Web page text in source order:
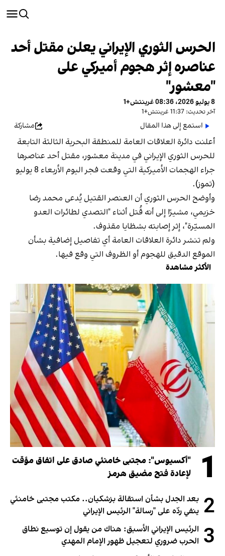
الحرس الثوري الإيراني يعلن مقتل أحد
عناصره إثر هجوم أميركي على
"معشور"
8 يوليو 2026، 08:36 غرينتش+1
آخر تحديث: 11:37 غرينتش+1
استمع إلى هذا المقال مشاركة
أعلنت دائرة العلاقات العامة للمنطقة البحرية الثالثة التابعة
للحرس الثوري الإيراني في مدينة معشور، مقتل أحد عناصرها
جراء الهجمات الأميركية التي وقعت فجر اليوم الأربعاء 8 يوليو
(تموز).
وأوضح الحرس الثوري أن العنصر القتيل يُدعى محمد رضا
خزيمي، مشيرًا إلى أنه قُتل أثناء "التصدي لطائرات العدو
المسيّرة"، إثر إصابته بشظايا مقذوف.
ولم تنشر دائرة العلاقات العامة أي تفاصيل إضافية بشأن
الموقع الدقيق للهجوم أو الظروف التي وقع فيها.
الأكثر مشاهدة
1
"أكسيوس": مجتبى خامنئي صادق على اتفاق مؤقت
لإعادة فتح مضيق هرمز
2 بعد الجدل بشأن استقالة بزشكيان.. مكتب مجتبى خامنئي
ينفي ردّه على "رسالة" الرئيس الإيراني
3 الرئيس الإيراني الأسبق: هناك من يقول إن توسيع نطاق
الحرب ضروري لتعجيل ظهور الإمام المهدي